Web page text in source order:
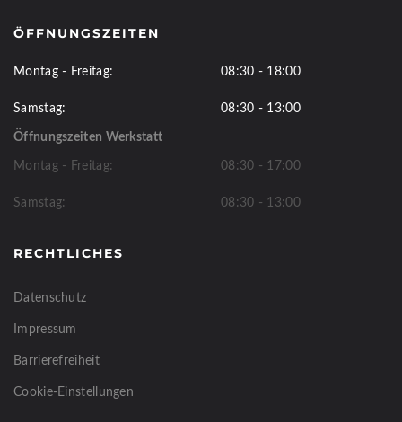
ÖFFNUNGSZEITEN
Montag - Freitag: 08:30 - 18:00
Samstag: 08:30 - 13:00
Öffnungszeiten Werkstatt
Montag - Freitag: 08:30 - 17:00
Samstag: 08:30 - 13:00
RECHTLICHES
Datenschutz
Impressum
Barrierefreiheit
Cookie-Einstellungen